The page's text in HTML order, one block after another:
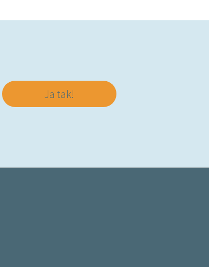
Ja tak!